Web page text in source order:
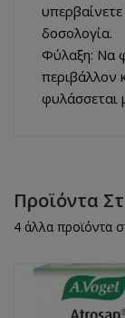
δοσολογία.
Φύλαξη: Να
περιβάλλον
φυλάσσεται
Προϊόντα
4 άλλα προϊόντα